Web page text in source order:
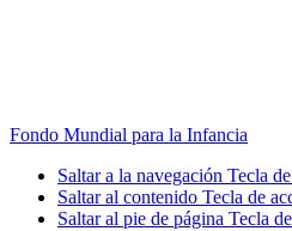
Fondo Mundial para la Infancia
Saltar a la navegación Tecla
Saltar al contenido Tecla de
Saltar al pie de página Tecla